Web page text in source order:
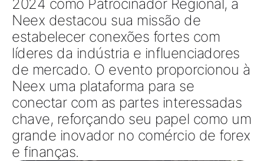
2024 como Patrocinador Regional, a
Neex destacou sua missão de
estabelecer conexões fortes com
líderes da indústria e influenciadores
de mercado. O evento proporcionou à
Neex uma plataforma para se
conectar com as partes interessadas
chave, reforçando seu papel como um
grande inovador no comércio de forex
e finanças.